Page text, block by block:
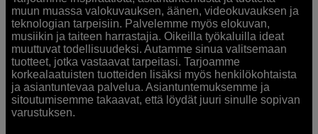
muun muassa valokuvauksen, äänen, videokuvauksen ja
teknologian tarpeisiin. Palvelemme myös elokuvan,
musiikin ja taiteen harrastajia. Oikeilla työkaluilla ideat
muuttuvat todellisuudeksi. Autamme sinua valitsemaan
tuotteet, jotka vastaavat tarpeitasi. Tarjoamme
korkealaatuisten tuotteiden lisäksi myös henkilökohtaista
ja asiantuntevaa palvelua. Asiantuntemuksemme ja
sitoutumisemme takaavat, että löydät juuri sinulle sopivan
varustuksen.